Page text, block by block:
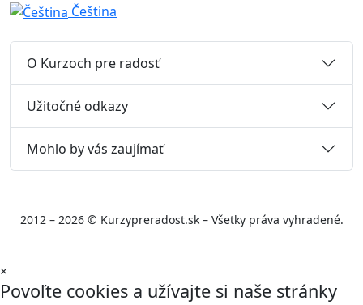
Čeština
O Kurzoch pre radosť
Užitočné odkazy
Mohlo by vás zaujímať
2012 – 2026 © Kurzypreradost.sk – Všetky práva vyhradené.
×
Povoľte cookies a užívajte si naše stránky